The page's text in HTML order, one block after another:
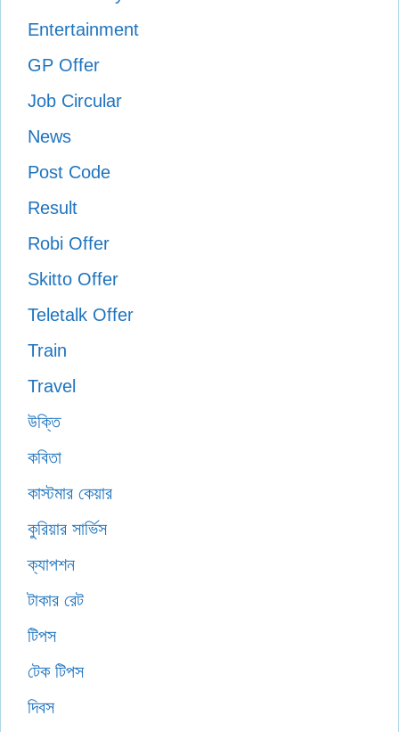
Entertainment
GP Offer
Job Circular
News
Post Code
Result
Robi Offer
Skitto Offer
Teletalk Offer
Train
Travel
উক্তি
কবিতা
কাস্টমার কেয়ার
কুরিয়ার সার্ভিস
ক্যাপশন
টাকার রেট
টিপস
টেক টিপস
দিবস